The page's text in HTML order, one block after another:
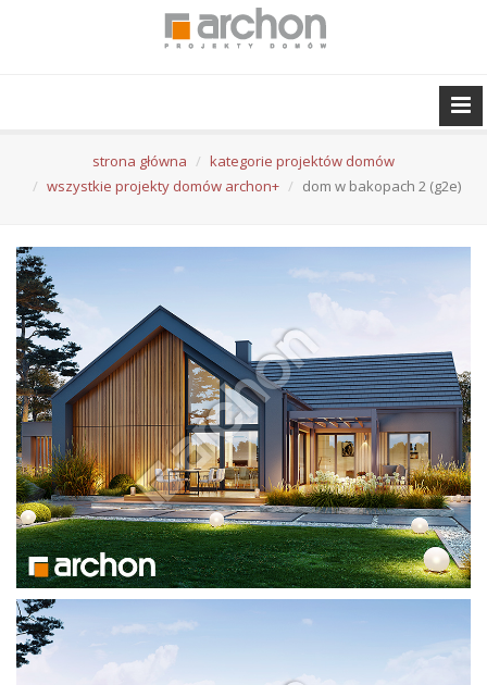
strona główna
kategorie projektów domów
wszystkie projekty domów archon+
dom w bakopach 2 (g2e)